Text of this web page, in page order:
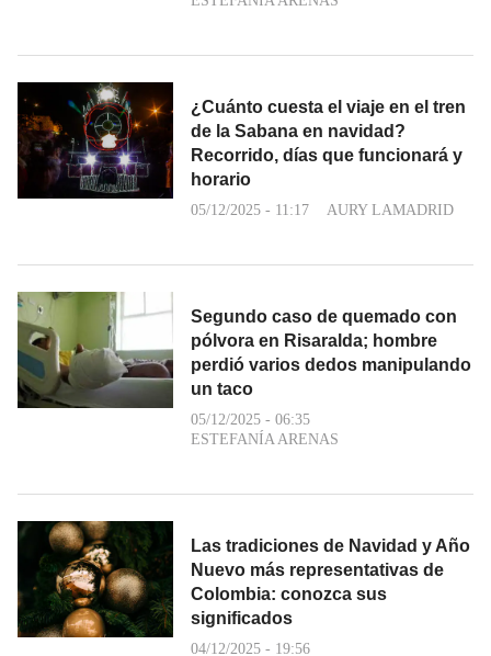
¿Cuánto cuesta el viaje en el tren
de la Sabana en navidad?
Recorrido, días que funcionará y
horario
05/12/2025 - 11:17 AURY LAMADRID
Segundo caso de quemado con
pólvora en Risaralda; hombre
perdió varios dedos manipulando
un taco
05/12/2025 - 06:35
ESTEFANÍA ARENAS
Las tradiciones de Navidad y Año
Nuevo más representativas de
Colombia: conozca sus
significados
04/12/2025 - 19:56